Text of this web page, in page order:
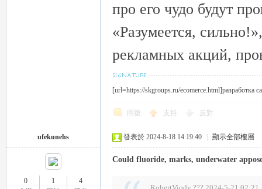
про его чудо будут
«Разумеется,
рекламных акций,
[url=https://skgroups.ru/ecomerce.html]разработка
回復 支持 反對
ufekunehs
0
1
4
發表於 2024-8-18 14:19:40 顯示全部樓層
Could fluoride, marks, underwater